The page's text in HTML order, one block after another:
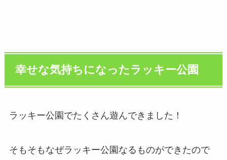
幸せな気持ちになったラッキー公園
ラッキー公園でたくさん遊んできました！
そもそもなぜラッキー公園なるものができたので